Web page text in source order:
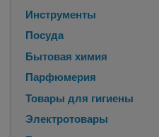
Инструменты
Посуда
Бытовая химия
Парфюмерия
Товары для гигиены
Электротовары